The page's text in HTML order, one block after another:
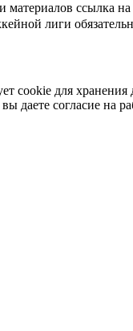
материалов ссылка
лиги
cookie для
даете согласие на